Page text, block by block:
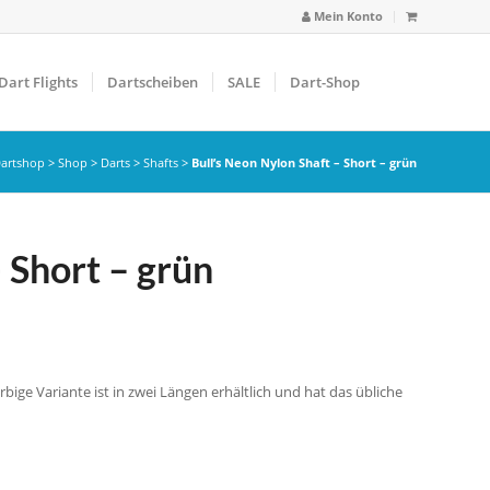
Mein Konto
Dart Flights Dartscheiben SALE Dart-Shop
> Shop > Darts > Shafts > Bull’s Neon Nylon Shaft – Short – grün
Short – grün
Variante ist in zwei Längen erhältlich und hat das übliche